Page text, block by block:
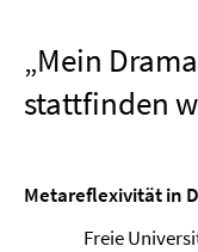
„Mein
stattfinden
Metareflexivität in
Freie